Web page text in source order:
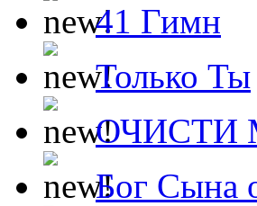
41 Гимн
Только Ты
ОЧИСТИ
Бог Сына